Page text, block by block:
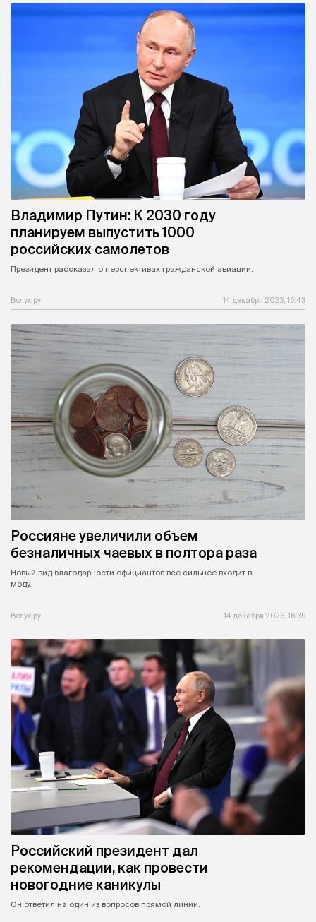
Владимир Путин: К 2030 году
планируем выпустить 1000
российских самолетов
Президент рассказал о перспективах гражданской авиации.
Вслух.ру 14 декабря 2023, 16:43
Россияне увеличили объем
безналичных чаевых в полтора раза
Новый вид благодарности официантов все сильнее входит в
моду.
Вслух.ру 14 декабря 2023, 16:39
Российский президент дал
рекомендации, как провести
новогодние каникулы
Он ответил на один из вопросов прямой линии.